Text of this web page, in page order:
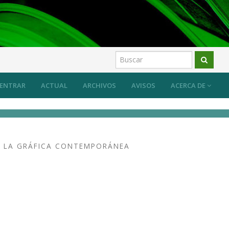
ACTUAL ARCHIVOS AVISOS ACERCA DE
ENTRAR
GRÁFICA CONTEMPORÁNEA